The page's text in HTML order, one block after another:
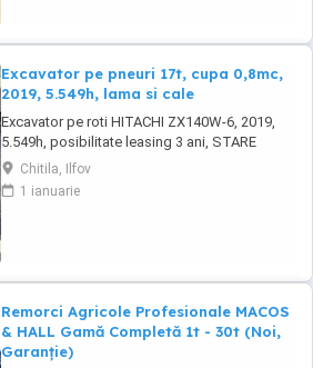
Excavator pe pneuri 17t, cupa 0,8mc,
2019, 5.549h, lama si cale
Excavator pe roti HITACHI ZX140W-6, 2019,
5.549h, posibilitate leasing 3 ani, STARE
FOARTE BUNA. Se poate vedea si proba in
Chitila , sos de Centura Bucuresti la UTIROM
INVEST SRL
Chitila, Ilfov
1 ianuarie
Remorci Agricole Profesionale MACOS
& HALL Gamă Completă 1t - 30t (Noi,
Garanție)